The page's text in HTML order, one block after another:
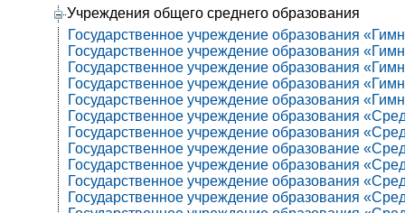
Учреждения общего среднего образования
Государственное учреждение образования
Государственное учреждение образования
Государственное учреждение образования
Государственное учреждение образования
Государственное учреждение образования
Государственное учреждение образования
Государственное учреждение образования
Государственное учреждение образование
Государственное учреждение образования
Государственное учреждение образования
Государственное учреждение образования